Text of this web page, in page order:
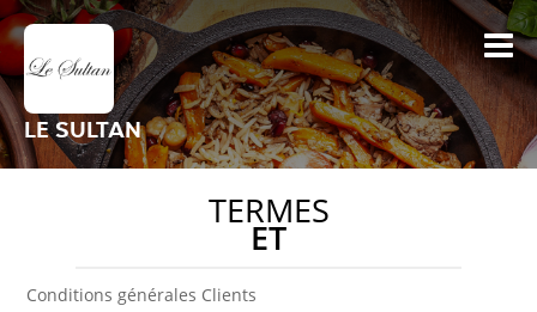
LE SULTAN
TERMES
ET
Conditions générales Clients